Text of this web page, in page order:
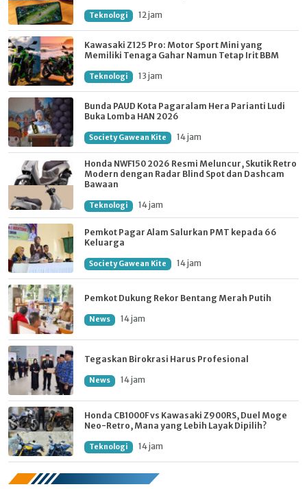
Teknologi 12 jam
Kawasaki Z125 Pro: Motor Sport Mini yang
Memiliki Tenaga Gahar Namun Tetap Irit BBM
Teknologi 13 jam
Bunda PAUD Kota Pagaralam Hera Parianti Ludi
Buka Lomba HAN 2026
Society Gawean Kite 14 jam
Honda NWF150 2026 Resmi Meluncur, Skutik Retro
Modern dengan Radar Blind Spot dan Dashcam
Bawaan
Teknologi 14 jam
Pemkot Pagar Alam Salurkan PMT kepada 66
Keluarga
Society Gawean Kite 14 jam
Pemkot Dukung Rekor Bentang Merah Putih
News 14 jam
Tegaskan Birokrasi Harus Profesional
News 14 jam
Honda CB1000F vs Kawasaki Z900RS, Duel Moge
Neo-Retro, Mana yang Lebih Layak Dipilih?
Teknologi 14 jam